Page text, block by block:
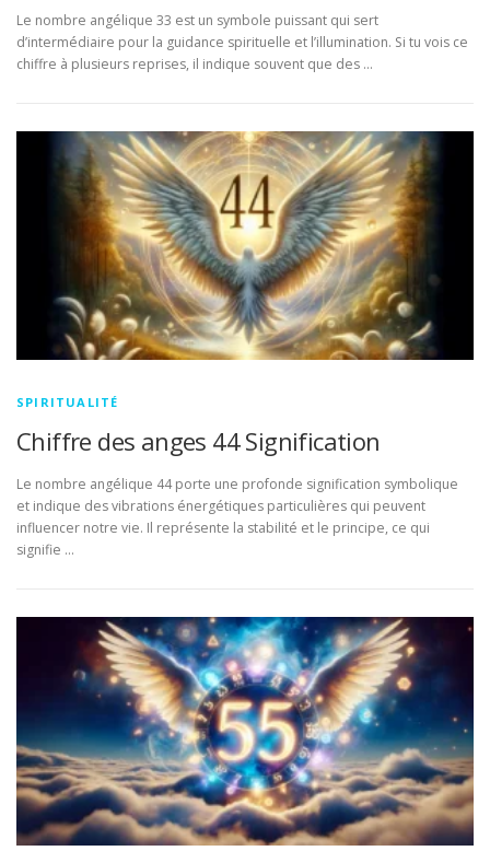
Le nombre angélique 33 est un symbole puissant qui sert
d’intermédiaire pour la guidance spirituelle et l’illumination. Si tu vois ce
chiffre à plusieurs reprises, il indique souvent que des …
SPIRITUALITÉ
Chiffre des anges 44 Signification
Le nombre angélique 44 porte une profonde signification symbolique
et indique des vibrations énergétiques particulières qui peuvent
influencer notre vie. Il représente la stabilité et le principe, ce qui
signifie …